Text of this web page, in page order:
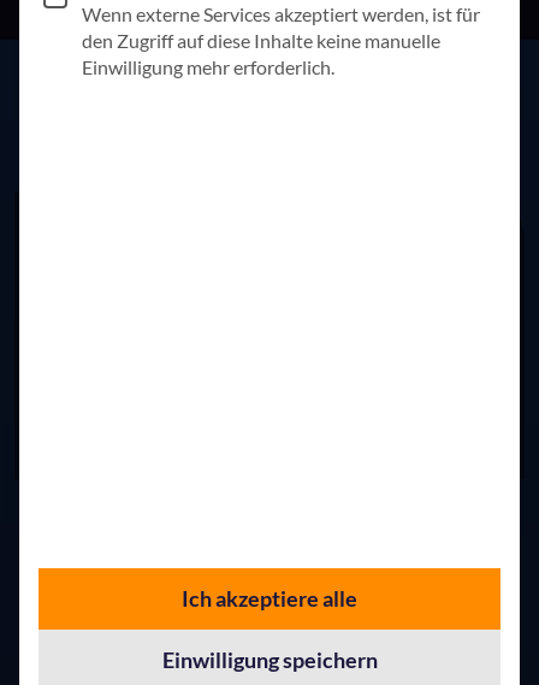
AppSphere Innovation Day 2026 im IHK-Magazin: KI,
Praxis und Perspektiven
Der AppSphere Innovation Day 2026 wird im aktuellen
IHK-Magazin aufgegriffen – mit Einblicken in KI-
Wenn externe Services akzeptiert werden, ist für
den Zugriff auf diese Inhalte keine manuelle
Einwilligung mehr erforderlich.
Ich akzeptiere alle
Einwilligung speichern